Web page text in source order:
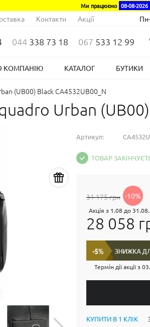
Ми працюємо 08-08-2026
Контакти Акції
044 338 73 18 067 533 12 99
КОМПАНІЮ КАТАЛОГ БУТИКИ
(UB00) Black CA4532UB00_N
Urban
Артикул:
ТОВАР
31 175 грн -10%
Акція з 1.08 до
28 058
Термін дії акції з
КУПИТИ В 1 КЛІК